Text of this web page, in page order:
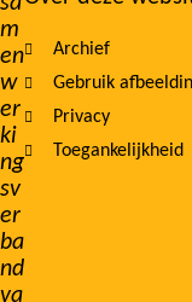
m
en
w
er
ki
ng
sv
er
ba
nd
va
Archief
Gebruik
Privacy
Toegankelijkheid